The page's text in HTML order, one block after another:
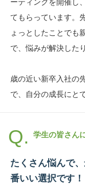
てもらっています。
ょっとしたことでも
で、悩みが解決した
歳の近い新卒入社の
で、自分の成長にと
学生の皆さん
たくさん悩んで
番いい選択です！